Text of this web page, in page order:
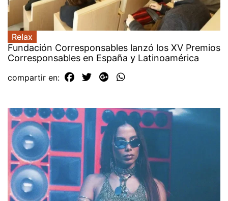
Relax
Fundación Corresponsables lanzó los XV Premios
Corresponsables en España y Latinoamérica
compartir en: